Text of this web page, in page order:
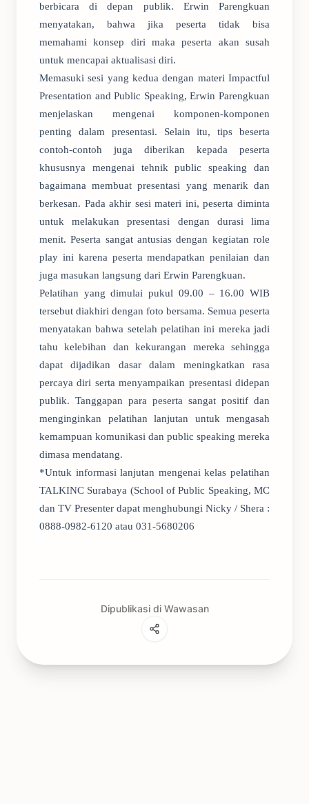
berbicara di depan publik. Erwin Parengkuan
menyatakan, bahwa jika peserta tidak bisa
memahami konsep diri maka peserta akan susah
untuk mencapai aktualisasi diri.
Memasuki sesi yang kedua dengan materi Impactful
Presentation and Public Speaking, Erwin Parengkuan
menjelaskan mengenai komponen-komponen
penting dalam presentasi. Selain itu, tips beserta
contoh-contoh juga diberikan kepada peserta
khususnya mengenai tehnik public speaking dan
bagaimana membuat presentasi yang menarik dan
berkesan. Pada akhir sesi materi ini, peserta diminta
untuk melakukan presentasi dengan durasi lima
menit. Peserta sangat antusias dengan kegiatan role
play ini karena peserta mendapatkan penilaian dan
juga masukan langsung dari Erwin Parengkuan.
Pelatihan yang dimulai pukul 09.00 – 16.00 WIB
tersebut diakhiri dengan foto bersama. Semua peserta
menyatakan bahwa setelah pelatihan ini mereka jadi
tahu kelebihan dan kekurangan mereka sehingga
dapat dijadikan dasar dalam meningkatkan rasa
percaya diri serta menyampaikan presentasi didepan
publik. Tanggapan para peserta sangat positif dan
menginginkan pelatihan lanjutan untuk mengasah
kemampuan komunikasi dan public speaking mereka
dimasa mendatang.
*Untuk informasi lanjutan mengenai kelas pelatihan
TALKINC Surabaya (School of Public Speaking, MC
dan TV Presenter dapat menghubungi Nicky / Shera :
0888-0982-6120 atau 031-5680206
Dipublikasi di Wawasan